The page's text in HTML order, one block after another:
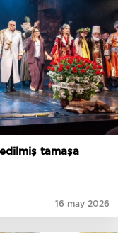
tamaşa
16 may 2026